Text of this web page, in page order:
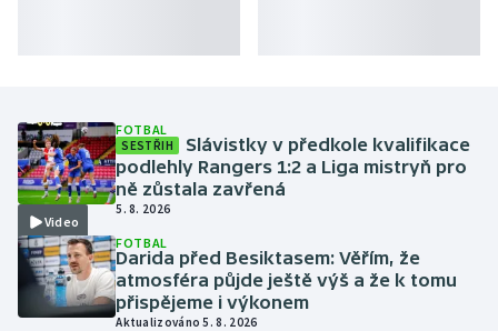
Video
FOTBAL
SESTŘIH
Slávistky v předkole kvalifikace
podlehly Rangers 1:2 a Liga mistryň pro
ně zůstala zavřená
5. 8. 2026
FOTBAL
Darida před Besiktasem: Věřím, že
atmosféra půjde ještě výš a že k tomu
přispějeme i výkonem
Aktualizováno 5. 8. 2026